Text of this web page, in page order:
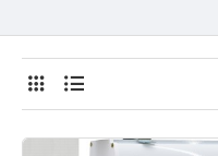
sávroló 70 x 80 mm-es
tokvéggel, alumínium
készül. A tokozott
vagy az ablakkáva felső
segítségével szerelhető